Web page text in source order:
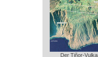
Der Tiñor-